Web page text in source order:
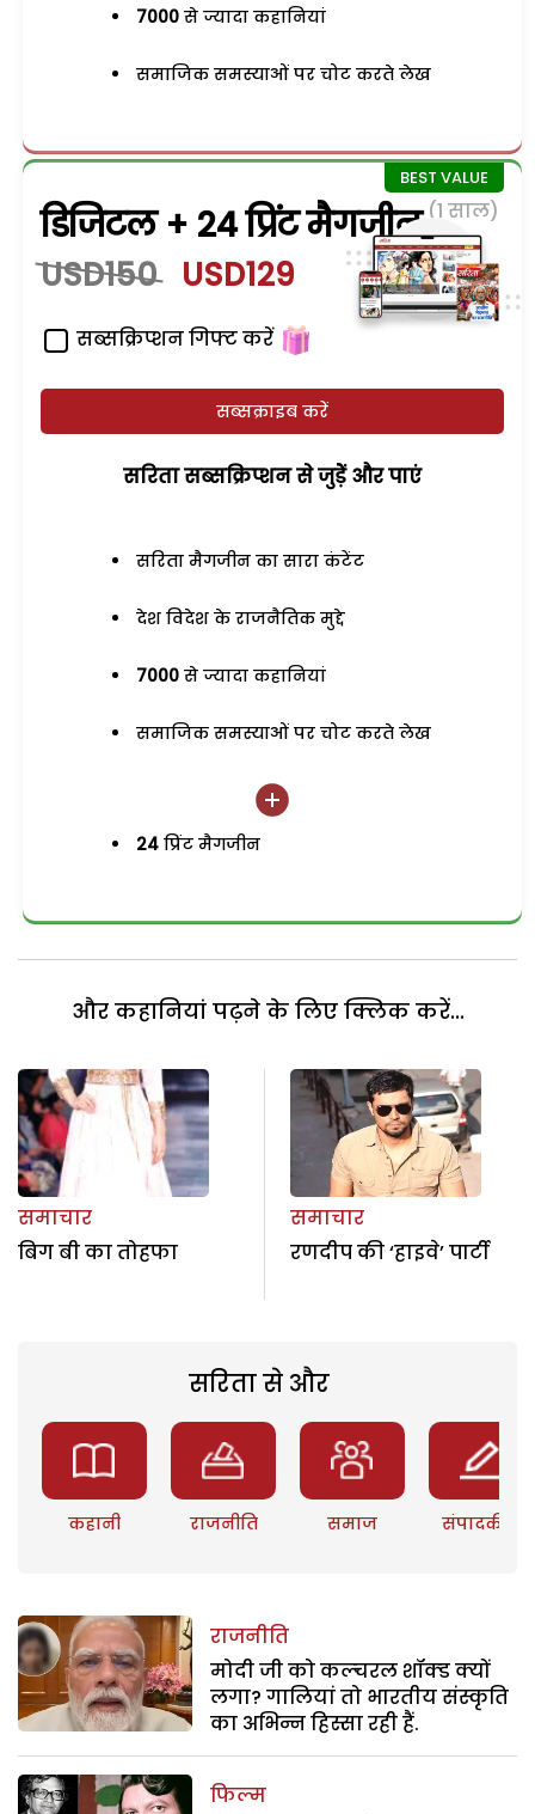
7000 से ज्यादा कहानियां
समाजिक समस्याओं पर चोट करते लेख
डिजिटल + 24 प्रिंट मैगजीन (1 साल)
USD150 USD129
सब्सक्रिप्शन गिफ्ट करें
सब्सक्राइब करें
सरिता सब्सक्रिप्शन से जुड़ेें और पाएं
सरिता मैगजीन का सारा कंटेंट
देश विदेश के राजनैतिक मुद्दे
7000 से ज्यादा कहानियां
समाजिक समस्याओं पर चोट करते लेख
24 प्रिंट मैगजीन
और कहानियां पढ़ने के लिए क्लिक करें...
समाचार
बिग बी का तोहफा
समाचार
रणदीप की ‘हाइवे’ पार्टी
सरिता से और
कहानी राजनीति समाज संपादकीय
राजनीति
मोदी जी को कल्चरल शॉक्ड क्यों
लगा? गालियां तो भारतीय संस्कृति
का अभिन्न हिस्सा रही हैं.
फिल्म